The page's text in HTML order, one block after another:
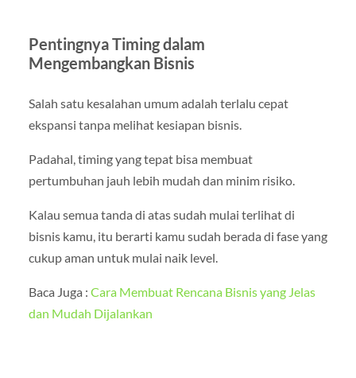
Pentingnya Timing dalam
Mengembangkan Bisnis
Salah satu kesalahan umum adalah terlalu cepat
ekspansi tanpa melihat kesiapan bisnis.
Padahal, timing yang tepat bisa membuat
pertumbuhan jauh lebih mudah dan minim risiko.
Kalau semua tanda di atas sudah mulai terlihat di
bisnis kamu, itu berarti kamu sudah berada di fase yang
cukup aman untuk mulai naik level.
Baca Juga : Cara Membuat Rencana Bisnis yang Jelas
dan Mudah Dijalankan